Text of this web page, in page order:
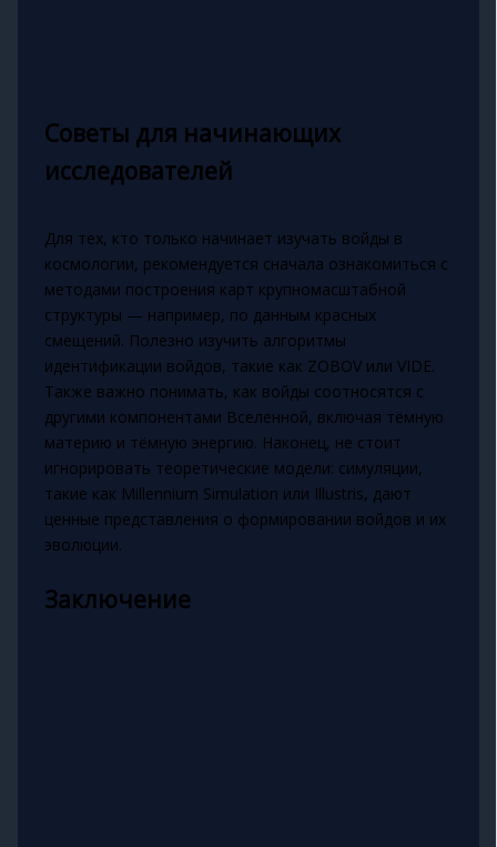
Советы для начинающих
исследователей
Для тех, кто только начинает изучать войды в
космологии, рекомендуется сначала ознакомиться с
методами построения карт крупномасштабной
структуры — например, по данным красных
смещений. Полезно изучить алгоритмы
идентификации войдов, такие как ZOBOV или VIDE.
Также важно понимать, как войды соотносятся с
другими компонентами Вселенной, включая тёмную
материю и тёмную энергию. Наконец, не стоит
игнорировать теоретические модели: симуляции,
такие как Millennium Simulation или Illustris, дают
ценные представления о формировании войдов и их
эволюции.
Заключение